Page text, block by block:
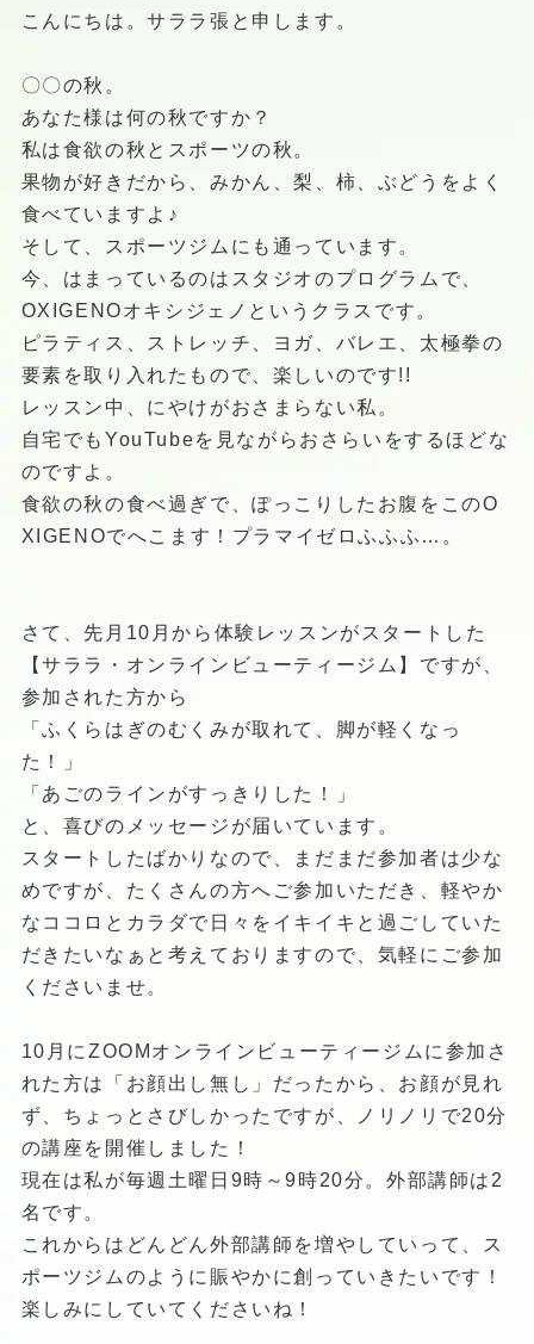
こんにちは。サララ張と申します。
〇〇の秋。
あなた様は何の秋ですか？
私は食欲の秋とスポーツの秋。
果物が好きだから、みかん、梨、柿、ぶどうをよく
食べていますよ♪
そして、スポーツジムにも通っています。
今、はまっているのはスタジオのプログラムで、
OXIGENOオキシジェノというクラスです。
ピラティス、ストレッチ、ヨガ、バレエ、太極拳の
要素を取り入れたもので、楽しいのです!!
レッスン中、にやけがおさまらない私。
自宅でもYouTubeを見ながらおさらいをするほどな
のですよ。
食欲の秋の食べ過ぎで、ぽっこりしたお腹をこのO
XIGENOでへこます！プラマイゼロふふふ…。
さて、先月10月から体験レッスンがスタートした
【サララ・オンラインビューティージム】ですが、
参加された方から
「ふくらはぎのむくみが取れて、脚が軽くなっ
た！」
「あごのラインがすっきりした！」
と、喜びのメッセージが届いています。
スタートしたばかりなので、まだまだ参加者は少な
めですが、たくさんの方へご参加いただき、軽やか
なココロとカラダで日々をイキイキと過ごしていた
だきたいなぁと考えておりますので、気軽にご参加
くださいませ。
10月にZOOMオンラインビューティージムに参加さ
れた方は「お顔出し無し」だったから、お顔が見れ
ず、ちょっとさびしかったですが、ノリノリで20分
の講座を開催しました！
現在は私が毎週土曜日9時～9時20分。外部講師は2
名です。
これからはどんどん外部講師を増やしていって、ス
ポーツジムのように賑やかに創っていきたいです！
楽しみにしていてくださいね！